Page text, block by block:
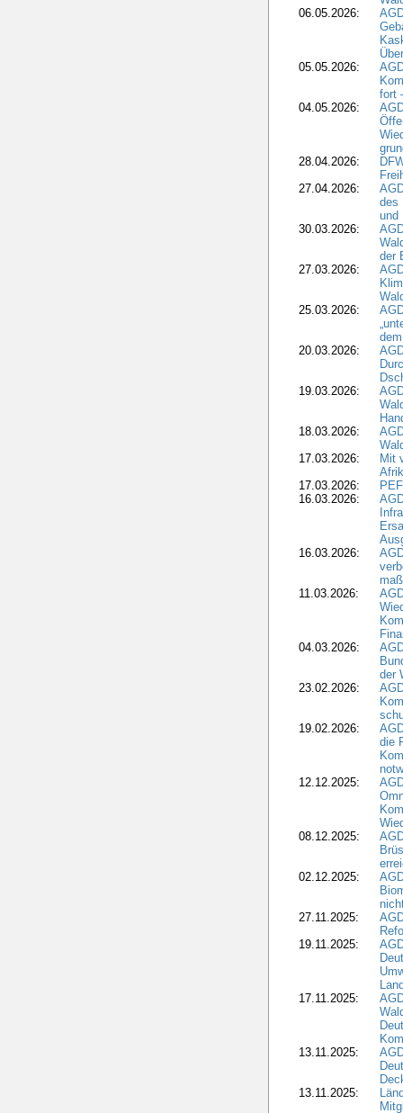
06.05.2026:
05.05.2026:
fort
04.05.2026:
28.04.2026:
27.04.2026:
des
und
30.03.2026:
der
27.03.2026:
25.03.2026:
20.03.2026:
19.03.2026:
18.03.2026:
17.03.2026:
Mit
17.03.2026:
16.03.2026:
16.03.2026:
11.03.2026:
04.03.2026:
der
23.02.2026:
19.02.2026:
die
12.12.2025:
08.12.2025:
02.12.2025:
27.11.2025:
19.11.2025:
17.11.2025:
13.11.2025:
13.11.2025: